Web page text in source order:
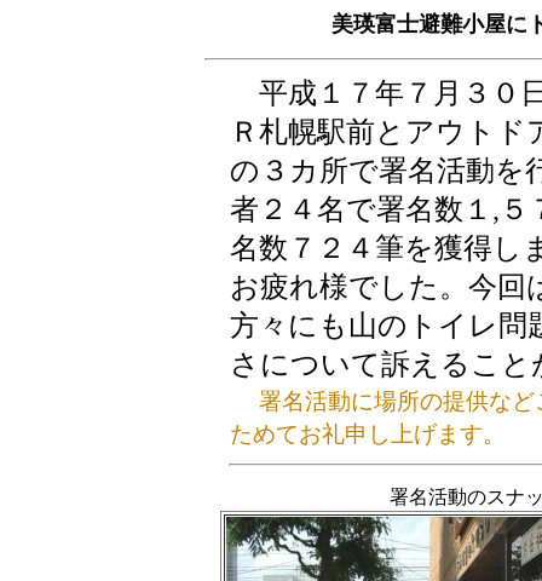
美瑛富士避難小屋に
平成１７年７月３０
Ｒ札幌駅前とアウトド
の３カ所で署名活動を
者２４名で署名数１,
名数７２４筆を獲得し
お疲れ様でした。今回
方々にも山のトイレ問
さについて訴えるこ
署名活動に場所の提供な
ためてお礼申し上げます。
署名活動のスナ